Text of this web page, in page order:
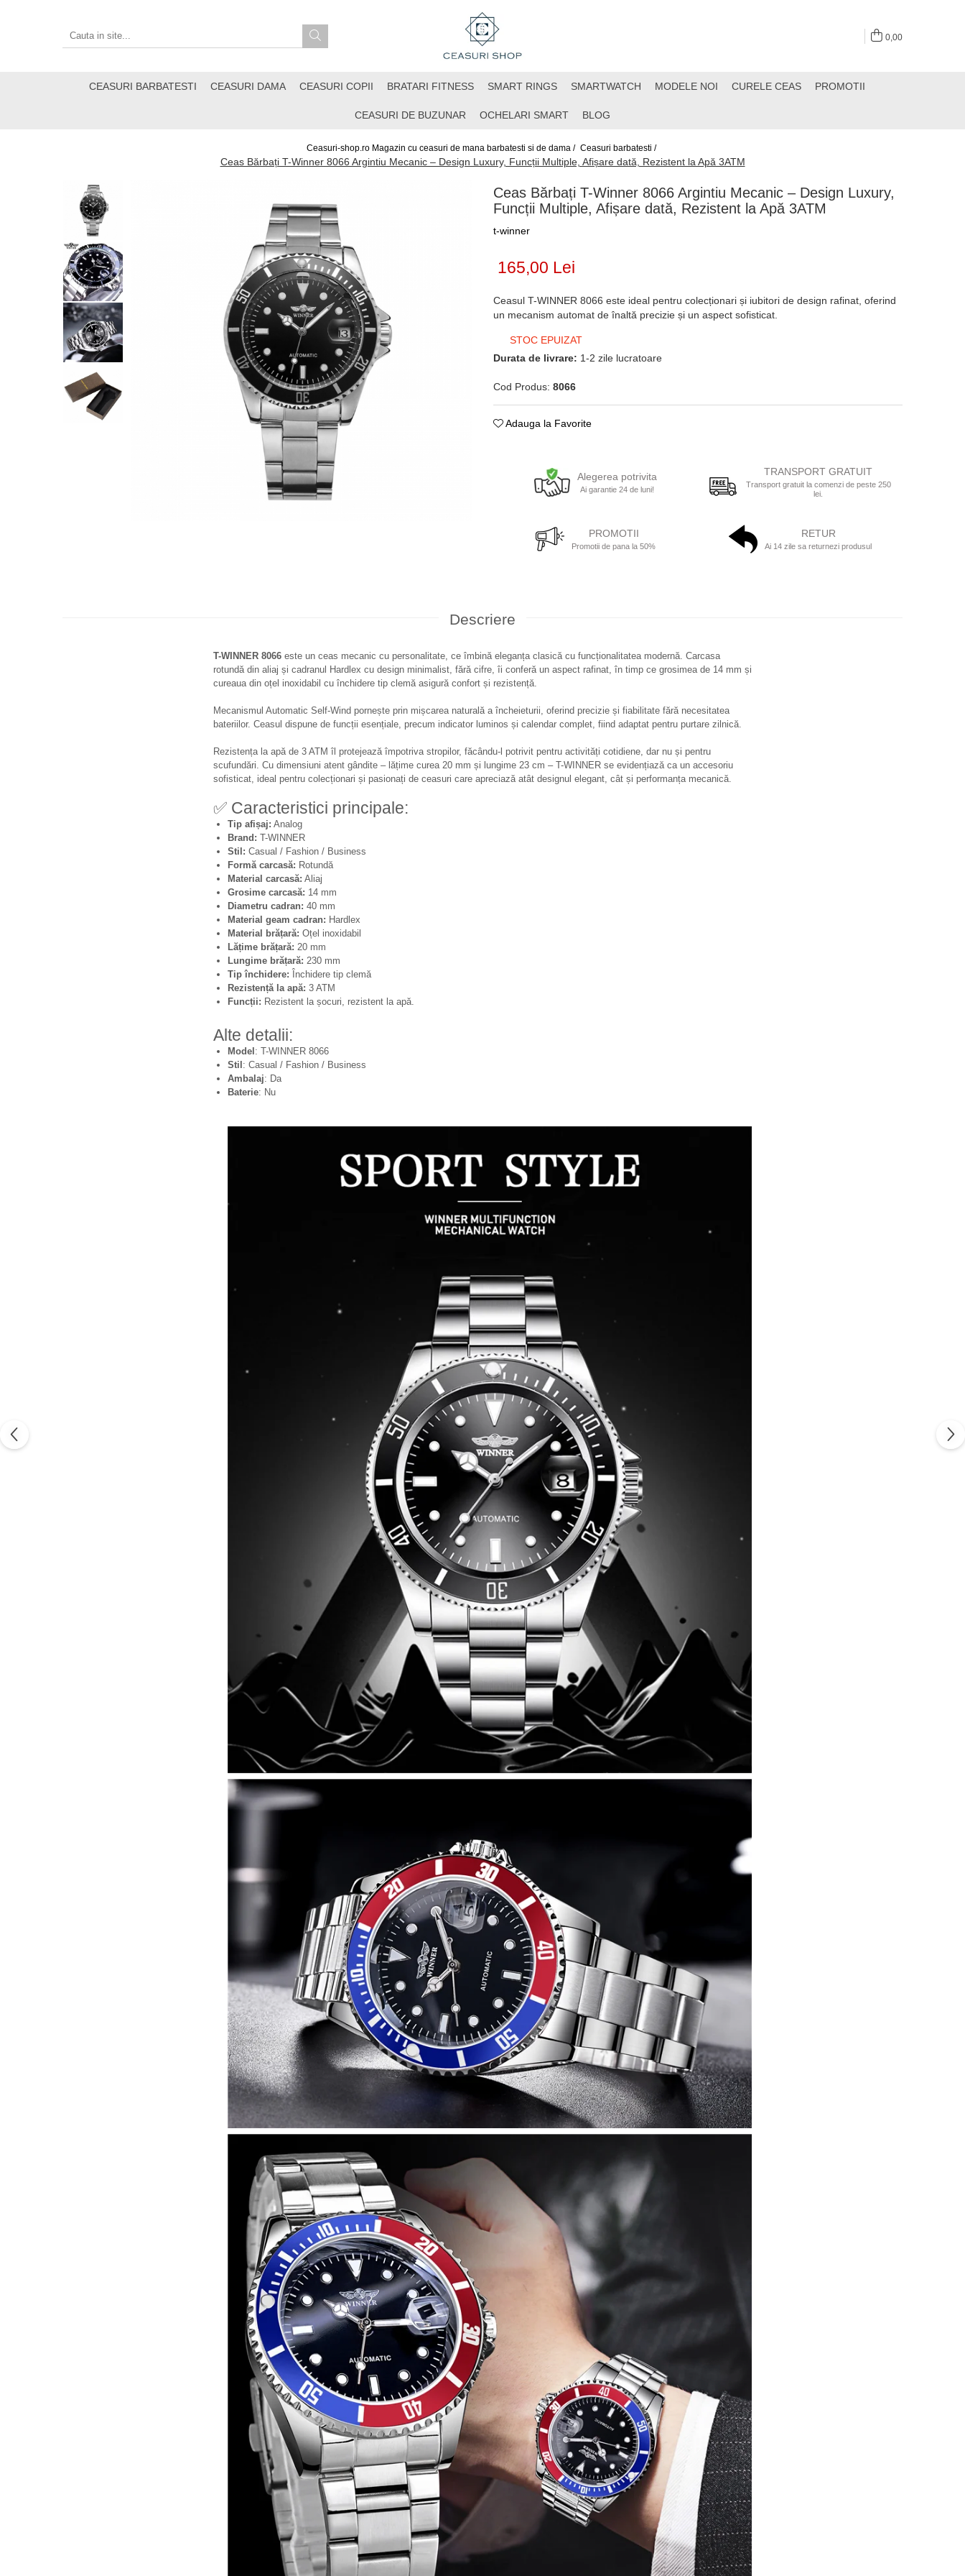
0,00
CEASURI BARBATESTI CEASURI DAMA CEASURI COPII BRATARI FITNESS SMART RINGS SMARTWATCH MODELE NOI CURELE CEAS PROMOTII
CEASURI DE BUZUNAR OCHELARI SMART BLOG
Ceasuri-shop.ro Magazin cu ceasuri de mana barbatesti si de dama / Ceasuri barbatesti /
Ceas Bărbați T-Winner 8066 Argintiu Mecanic – Design Luxury, Funcții Multiple, Afișare dată, Rezistent la Apă 3ATM
Ceas Bărbați T-Winner 8066 Argintiu Mecanic – Design Luxury,
Funcții Multiple, Afișare dată, Rezistent la Apă 3ATM
t-winner
165,00 Lei
Ceasul T-WINNER 8066 este ideal pentru colecționari și iubitori de design rafinat, oferind
un mecanism automat de înaltă precizie și un aspect sofisticat.
STOC EPUIZAT
Durata de livrare: 1-2 zile lucratoare
Cod Produs: 8066
Adauga la Favorite
Alegerea potrivita
Ai garantie 24 de luni!
TRANSPORT GRATUIT
Transport gratuit la comenzi de peste 250
lei.
PROMOTII
Promotii de pana la 50%
RETUR
Ai 14 zile sa returnezi produsul
Descriere
T-WINNER 8066 este un ceas mecanic cu personalitate, ce îmbină eleganța clasică cu funcționalitatea modernă. Carcasa
rotundă din aliaj și cadranul Hardlex cu design minimalist, fără cifre, îi conferă un aspect rafinat, în timp ce grosimea de 14 mm și
cureaua din oțel inoxidabil cu închidere tip clemă asigură confort și rezistență.
Mecanismul Automatic Self-Wind pornește prin mișcarea naturală a încheieturii, oferind precizie și fiabilitate fără necesitatea
bateriilor. Ceasul dispune de funcții esențiale, precum indicator luminos și calendar complet, fiind adaptat pentru purtare zilnică.
Rezistența la apă de 3 ATM îl protejează împotriva stropilor, făcându-l potrivit pentru activități cotidiene, dar nu și pentru
scufundări. Cu dimensiuni atent gândite – lățime curea 20 mm și lungime 23 cm – T-WINNER se evidențiază ca un accesoriu
sofisticat, ideal pentru colecționari și pasionați de ceasuri care apreciază atât designul elegant, cât și performanța mecanică.
✅ Caracteristici principale:
Tip afișaj: Analog
Brand: T-WINNER
Stil: Casual / Fashion / Business
Formă carcasă: Rotundă
Material carcasă: Aliaj
Grosime carcasă: 14 mm
Diametru cadran: 40 mm
Material geam cadran: Hardlex
Material brățară: Oțel inoxidabil
Lățime brățară: 20 mm
Lungime brățară: 230 mm
Tip închidere: Închidere tip clemă
Rezistență la apă: 3 ATM
Funcții: Rezistent la șocuri, rezistent la apă.
Alte detalii:
Model : T-WINNER 8066
Stil : Casual / Fashion / Business
Ambalaj: Da
Baterie: Nu